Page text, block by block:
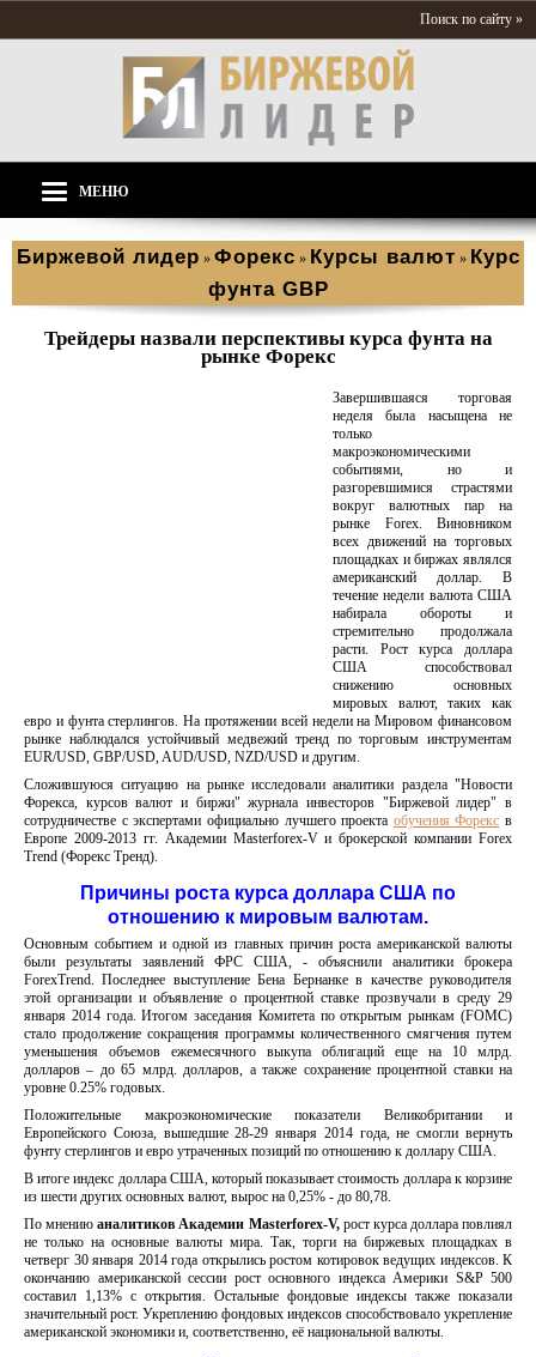
Поиск по сайту »
МЕНЮ
Биржевой лидер » Форекс » Курсы валют » Курс
фунта GBP
Трейдеры назвали перспективы курса фунта на
рынке Форекс
Завершившаяся торговая
неделя была насыщена не
только
макроэкономическими
событиями, но и
разгоревшимися страстями
вокруг валютных пар на
рынке Forex. Виновником
всех движений на торговых
площадках и биржах являлся
американский доллар. В
течение недели валюта США
набирала обороты и
стремительно продолжала
расти. Рост курса доллара
США способствовал
снижению основных
мировых валют, таких как
евро и фунта стерлингов. На протяжении всей недели на Мировом финансовом
рынке наблюдался устойчивый медвежий тренд по торговым инструментам
EUR/USD, GBP/USD, AUD/USD, NZD/USD и другим.
Сложившуюся ситуацию на рынке исследовали аналитики раздела "Новости
Форекса, курсов валют и биржи" журнала инвесторов "Биржевой лидер" в
сотрудничестве с экспертами официально лучшего проекта обучения Форекс в
Европе 2009-2013 гг. Академии Masterforex-V и брокерской компании Forex
Trend (Форекс Тренд).
Причины роста курса доллара США по
отношению к мировым валютам.
Основным событием и одной из главных причин роста американской валюты
были результаты заявлений ФРС США, - объяснили аналитики брокера
ForexTrend. Последнее выступление Бена Бернанке в качестве руководителя
этой организации и объявление о процентной ставке прозвучали в среду 29
января 2014 года. Итогом заседания Комитета по открытым рынкам (FOMC)
стало продолжение сокращения программы количественного смягчения путем
уменьшения объемов ежемесячного выкупа облигаций еще на 10 млрд.
долларов – до 65 млрд. долларов, а также сохранение процентной ставки на
уровне 0.25% годовых.
Положительные макроэкономические показатели Великобритании и
Европейского Союза, вышедшие 28-29 января 2014 года, не смогли вернуть
фунту стерлингов и евро утраченных позиций по отношению к доллару США.
В итоге индекс доллара США, который показывает стоимость доллара к корзине
из шести других основных валют, вырос на 0,25% - до 80,78.
По мнениюаналитиков Академии Masterforex-V,рост курса доллара повлиял
не только на основные валюты мира. Так, торги на биржевых площадках в
четверг 30 января 2014 года открылись ростом котировок ведущих индексов. К
окончанию американской сессии рост основного индекса Америки S&P 500
составил 1,13% с открытия. Остальные фондовые индексы также показали
значительный рост. Укреплению фондовых индексов способствовало укрепление
американской экономики и, соответственно, её национальной валюты.